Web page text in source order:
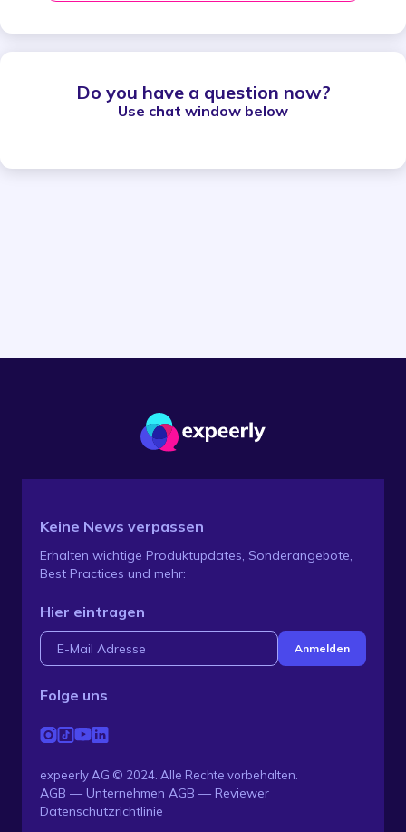
Do you have a question now?
Use chat window below
Keine News verpassen
Erhalten wichtige Produktupdates, Sonderangebote,
Best Practices und mehr:
Hier eintragen
Folge uns
expeerly AG © 2024. Alle Rechte vorbehalten.
AGB — Unternehmen AGB — Reviewer
Datenschutzrichtlinie